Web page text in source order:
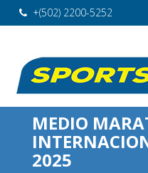
+(502) 2200-5252
MEDIO
2025